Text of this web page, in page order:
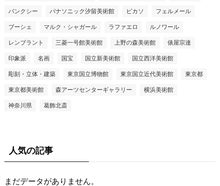
バンクシー パナソニック汐留美術館 ピカソ フェルメール
ブーシェ マルク・シャガール ラファエロ ルノワール
レンブラント 三菱一号館美術館 上野の森美術館 俵屋宗達
印象派 名画 国宝 国立新美術館 国立西洋美術館
彫刻・立体・建築 東京国立博物館 東京国立近代美術館 東京都
東京都美術館 森アーツセンターギャラリー 横浜美術館
神奈川県 葛飾北斎
人気の記事
まだデータがありません。